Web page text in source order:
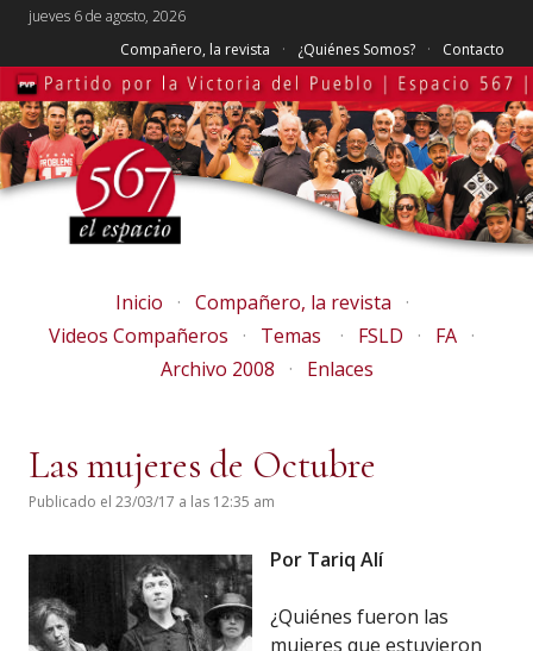
jueves 6 de agosto, 2026
Compañero, la revista
¿Quiénes Somos? Contacto
Inicio
Compañero, la revista
Videos Compañeros
Temas FSLD
FA
Archivo 2008
Enlaces
Las mujeres de Octubre
Publicado el 23/03/17 a las 12:35 am
Por Tariq Alí
¿Quiénes fueron las
mujeres que estuvieron